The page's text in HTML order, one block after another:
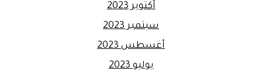
أكتوبر 2023
سبتمبر 2023
أغسطس 2023
يوليو 2023